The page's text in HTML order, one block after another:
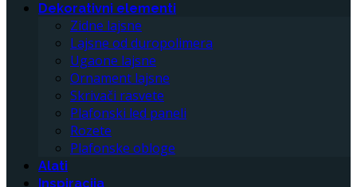
Dekorativni elementi
Zidne lajsne
Lajsne od duropolimera
Ugaone lajsne
Ornament lajsne
Skrivači rasvete
Plafonski led paneli
Rozete
Plafonske obloge
Alati
Inspiracija